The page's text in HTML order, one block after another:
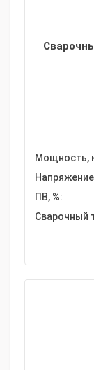
Мощность,
ПВ, %:
Сварочный